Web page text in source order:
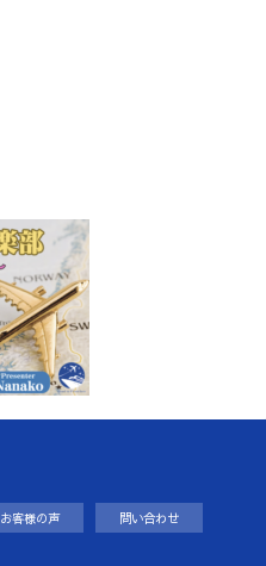
お客様の声 問い合わせ